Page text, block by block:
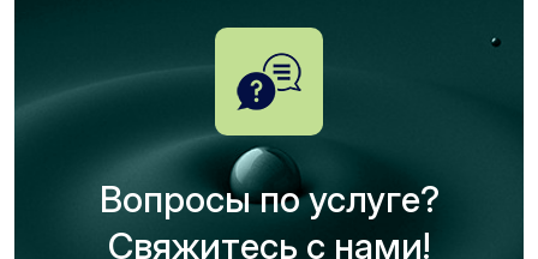
Вопросы по услуге?
Свяжитесь с нами!